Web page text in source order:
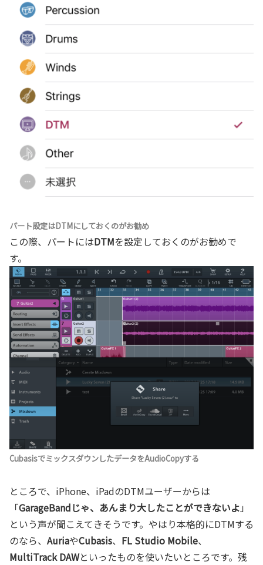
パート設定はDTMにしておくのがお勧め
この際、パートにはDTMを設定しておくのがお勧めで
す。
CubasisでミックスダウンしたデータをAudioCopyする
ところで、iPhone、iPadのDTMユーザーからは
「GarageBandじゃ、あんまり大したことができないよ 」
という声が聞こえてきそうです。やはり本格的にDTMする
のなら、 AuriaやCubasis、 FL Studio Mobile、
MultiTrack DAWといったものを使いたいところです。残